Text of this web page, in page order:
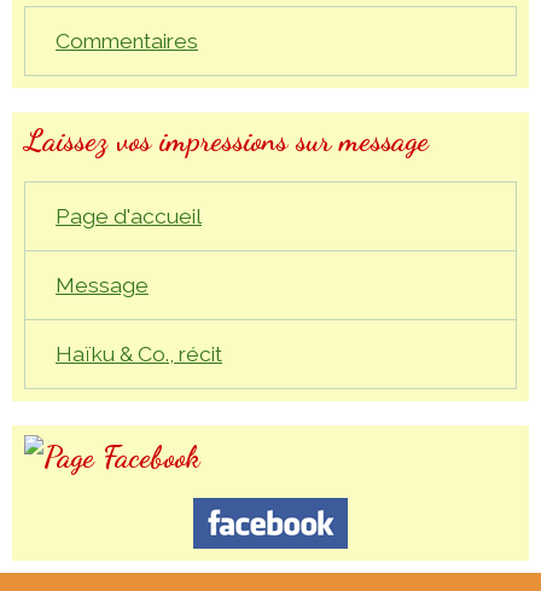
Commentaires
Laissez vos impressions sur message
Page d'accueil
Message
Haïku & Co., récit